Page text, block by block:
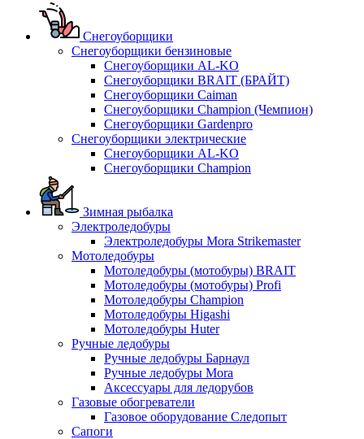
Снегоуборщики
Снегоуборщики бензиновые
Снегоуборщики AL-KO
Снегоуборщики BRAIT (БРАЙТ)
Снегоуборщики Caiman
Снегоуборщики Champion (Чемпион)
Снегоуборщики Gardenpro
Снегоуборщики электрические
Снегоуборщики AL-KO
Снегоуборщики Champion
Зимная рыбалка
Электроледобуры
Электроледобуры Mora Strikemaster
Мотоледобуры
Мотоледобуры (мотобуры) BRAIT
Мотоледобуры (мотобуры) Profi
Мотоледобуры Champion
Мотоледобуры Higashi
Мотоледобуры Huter
Ручные ледобуры
Ручные ледобуры Барнаул
Ручные ледобуры Mora
Аксессуары для ледорубов
Газовые обогреватели
Газовое оборудование Следопыт
Сапоги